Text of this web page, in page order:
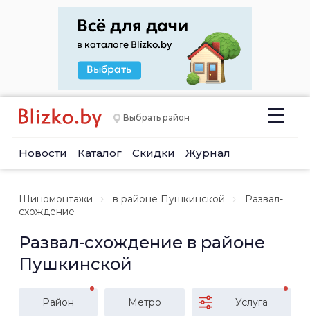
Выбрать район
Новости Каталог Скидки Журнал
Шиномонтажи в районе Пушкинской
Развал-
схождение
Развал-схождение в районе
Пушкинской
Район Метро Услуга